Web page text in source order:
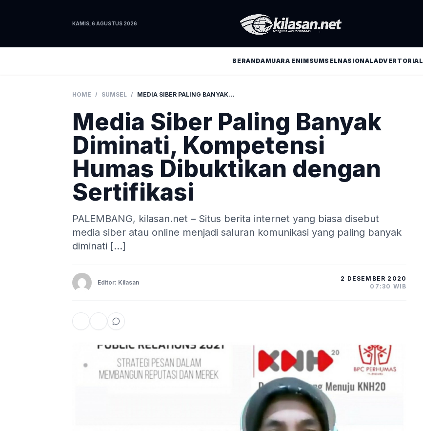
KAMIS, 6 AGUSTUS 2026
BERANDAMUARA ENIMSUMSELNASIONALADVERTORIAL
HOME / SUMSEL / MEDIA SIBER PALING BANYAK DIMINATI, KOMPETENSI HUMAS DIBUKTIKAN DENGAN SERTIFIKASI
Media Siber Paling Banyak
Diminati, Kompetensi
Humas Dibuktikan dengan
Sertifikasi
PALEMBANG, kilasan.net – Situs berita internet yang biasa disebut
media siber atau online menjadi saluran komunikasi yang paling banyak
diminati […]
Editor: Kilasan
2 DESEMBER 2020
07:30 WIB